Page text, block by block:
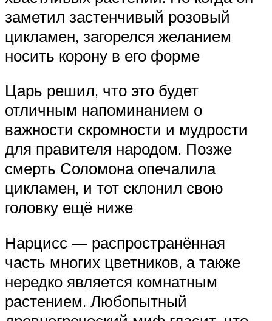
заметил застенчивый розовый
цикламен, загорелся желанием
носить корону в его форме
Царь решил, что это будет
отличным напоминанием о
важности скромности и мудрости
для правителя народом. Позже
смерть Соломона опечалила
цикламен, и тот склонил свою
головку ещё ниже
Нарцисс — распространённая
часть многих цветников, а также
нередко является комнатным
растением. Любопытный